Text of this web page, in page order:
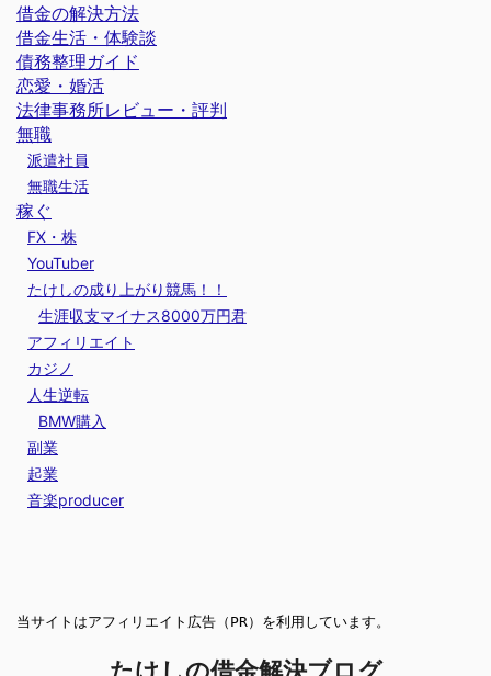
借金の解決方法
借金生活・体験談
債務整理ガイド
恋愛・婚活
法律事務所レビュー・評判
無職
派遣社員
無職生活
稼ぐ
FX・株
YouTuber
たけしの成り上がり競馬！！
生涯収支マイナス8000万円君
アフィリエイト
カジノ
人生逆転
BMW購入
副業
起業
音楽producer
当サイトはアフィリエイト広告（PR）を利用しています。